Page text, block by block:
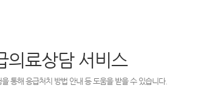
의료상담 서비스
통해 응급처치 방법 안내 등 도움을 받을 수 있습니다.